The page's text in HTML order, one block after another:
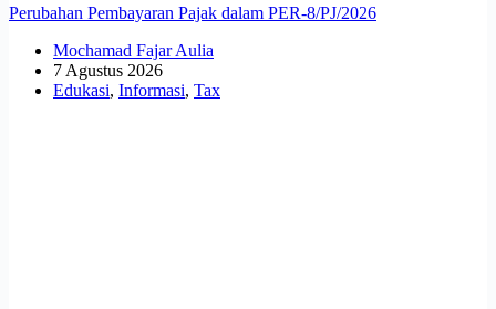
Perubahan Pembayaran Pajak dalam PER-8/PJ/2026
Mochamad Fajar Aulia
7 Agustus 2026
Edukasi, Informasi, Tax